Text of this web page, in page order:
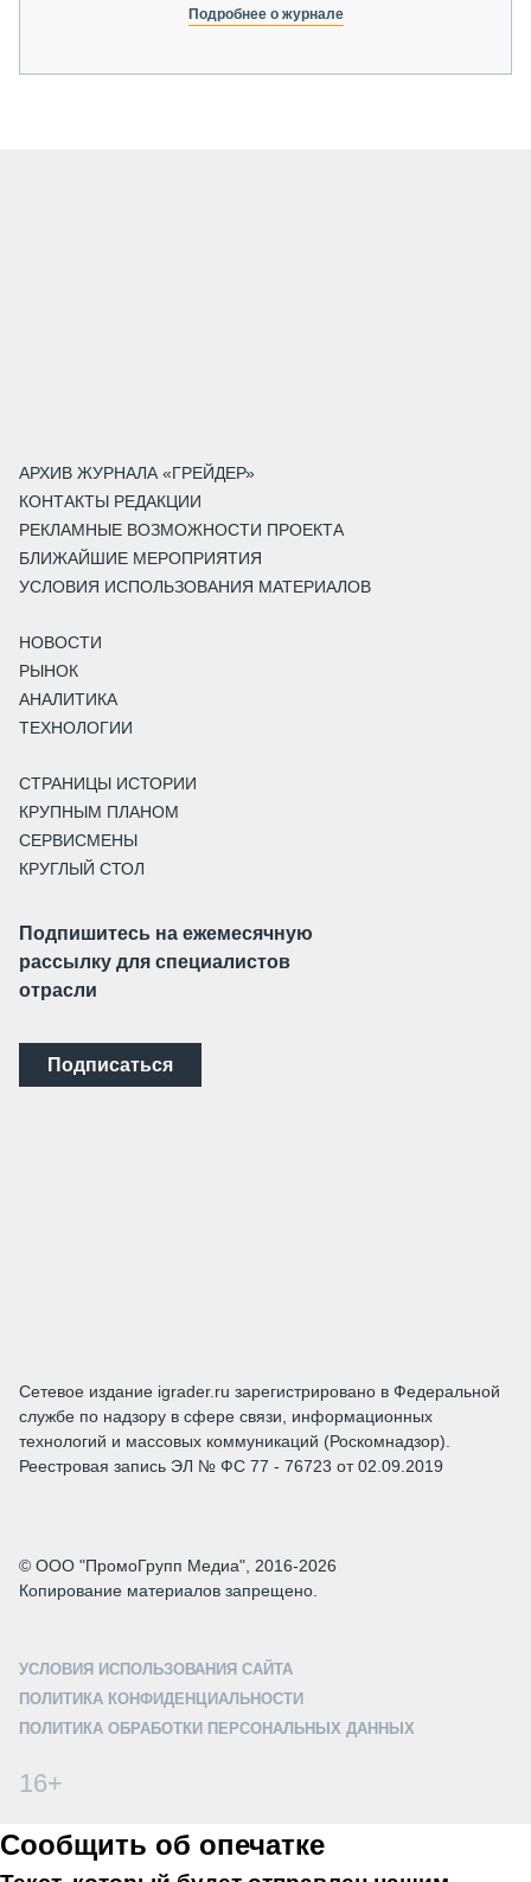
Подробнее о журнале
АРХИВ ЖУРНАЛА «ГРЕЙДЕР»
КОНТАКТЫ РЕДАКЦИИ
РЕКЛАМНЫЕ ВОЗМОЖНОСТИ ПРОЕКТА
БЛИЖАЙШИЕ МЕРОПРИЯТИЯ
УСЛОВИЯ ИСПОЛЬЗОВАНИЯ МАТЕРИАЛОВ
НОВОСТИ
РЫНОК
АНАЛИТИКА
ТЕХНОЛОГИИ
СТРАНИЦЫ ИСТОРИИ
КРУПНЫМ ПЛАНОМ
СЕРВИСМЕНЫ
КРУГЛЫЙ СТОЛ
Подпишитесь на ежемесячную
рассылку для специалистов
отрасли
Подписаться
Сетевое издание igrader.ru зарегистрировано в Федеральной
службе по надзору в сфере связи, информационных
технологий и массовых коммуникаций (Роскомнадзор).
Реестровая запись ЭЛ № ФС 77 - 76723 от 02.09.2019
© ООО "ПромоГрупп Медиа", 2016-2026
Копирование материалов запрещено.
УСЛОВИЯ ИСПОЛЬЗОВАНИЯ САЙТА
ПОЛИТИКА КОНФИДЕНЦИАЛЬНОСТИ
ПОЛИТИКА ОБРАБОТКИ ПЕРСОНАЛЬНЫХ ДАННЫХ
16+
Сообщить об опечатке